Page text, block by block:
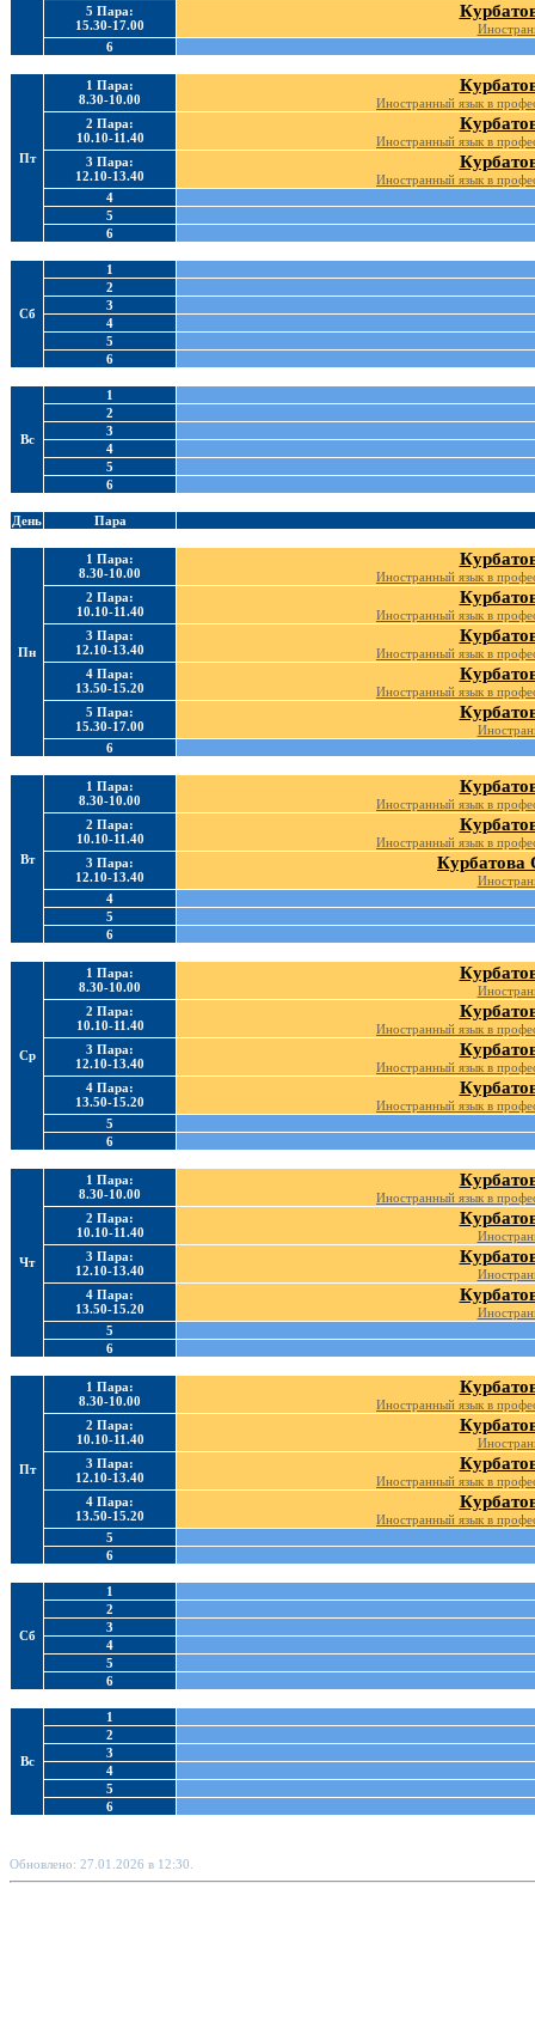
5 Пара:
15.30-17.00
6
Пт
1 Пара:
8.30-10.00
Иностранный язык в
2 Пара:
10.10-11.40
Иностранный язык в
3 Пара:
12.10-13.40
Иностранный язык в
4
5
6
Сб
1
2
3
4
5
6
Вс
1
2
3
4
5
6
День Пара
Пн
1 Пара:
8.30-10.00
Иностранный язык в
2 Пара:
10.10-11.40
Иностранный язык в
3 Пара:
12.10-13.40
Иностранный язык в
4 Пара:
13.50-15.20
Иностранный язык в
5 Пара:
15.30-17.00
6
Вт
1 Пара:
8.30-10.00
Иностранный язык в
2 Пара:
10.10-11.40
Иностранный язык в
3 Пара:
12.10-13.40
Курбатова
4
5
6
Ср
1 Пара:
8.30-10.00
2 Пара:
10.10-11.40
Иностранный язык в
3 Пара:
12.10-13.40
Иностранный язык в
4 Пара:
13.50-15.20
Иностранный язык в
5
6
Чт
1 Пара:
8.30-10.00
Иностранный язык в
2 Пара:
10.10-11.40
3 Пара:
12.10-13.40
4 Пара:
13.50-15.20
5
6
Пт
1 Пара:
8.30-10.00
Иностранный язык в
2 Пара:
10.10-11.40
3 Пара:
12.10-13.40
Иностранный язык в
4 Пара:
13.50-15.20
Иностранный язык в
5
6
Сб
1
2
3
4
5
6
Вс
1
2
3
4
5
6
Обновлено: 27.01.2026 в 12:30.